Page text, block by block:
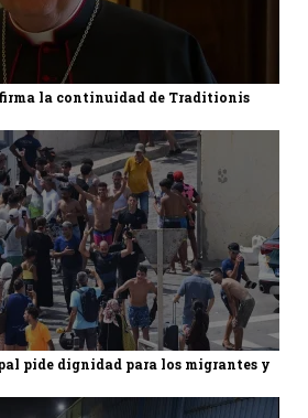
la continuidad de Traditionis
pide dignidad para los migrantes y